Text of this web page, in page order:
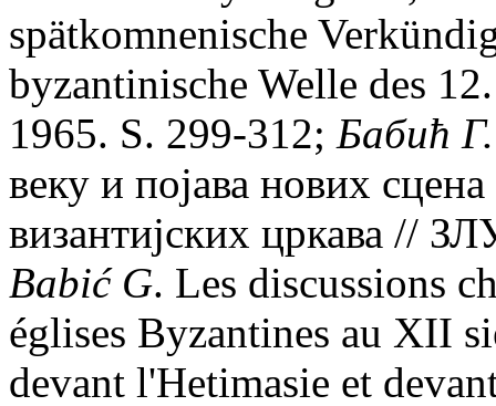
spätkomnenische
byzantinische Welle des
1965. S. 299-312; Бабић Г.
веку и поjава нових
византиjских цркава //
BabićG. Les discussions
églises Byzantines au XII
devant l'Hetimasie et